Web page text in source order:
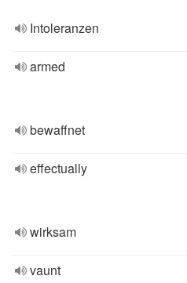
Intoleranzen
armed
bewaffnet
effectually
wirksam
vaunt